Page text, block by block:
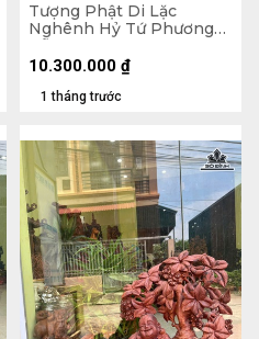
Tượng Phật Di Lặc
Nghênh Hỷ Tứ Phương
Gỗ Ngọc Am Cao 78
Ngang 46 Sâu 23 (cm)
1 tháng trước
10.300.000 ₫